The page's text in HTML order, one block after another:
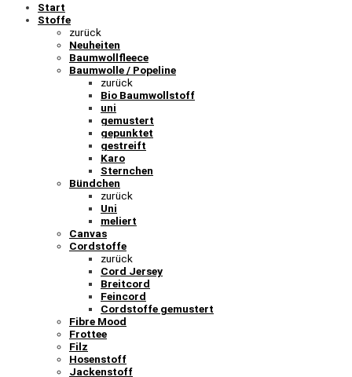
Start
Stoffe
zurück
Neuheiten
Baumwollfleece
Baumwolle / Popeline
zurück
Bio Baumwollstoff
uni
gemustert
gepunktet
gestreift
Karo
Sternchen
Bündchen
zurück
Uni
meliert
Canvas
Cordstoffe
zurück
Cord Jersey
Breitcord
Feincord
Cordstoffe gemustert
Fibre Mood
Frottee
Filz
Hosenstoff
Jackenstoff